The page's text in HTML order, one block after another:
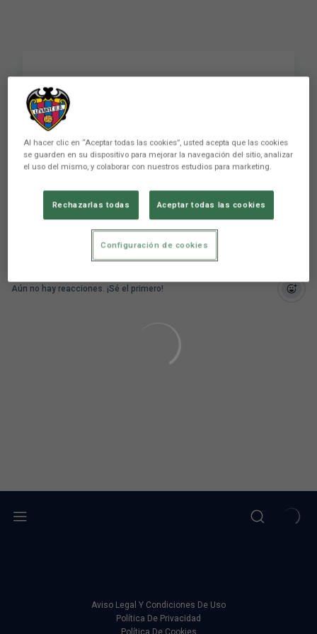
POV: Ganas un partido
en LaLiga #levanteud
#football #laliga
#futbol
Aún no hay reacciones. ¡Sé el primero!
Aviso Legal Y Condiciones De Uso
Política De Privacidad
Política De Cookies
Al hacer clic en “Aceptar todas las cookies”, usted acepta que las cookies
se guarden en su dispositivo para mejorar la navegación del sitio, analizar
el uso del mismo, y colaborar con nuestros estudios para marketing.
Rechazarlas todas Aceptar todas las cookies
Configuración de cookies